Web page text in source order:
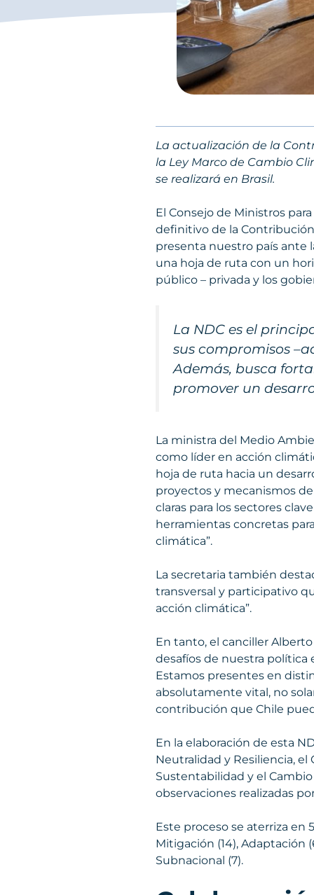
La actualización de la
la Ley Marco de Cambio
se realizará en Brasil.
El Consejo de Ministros
definitivo de la
presenta nuestro país ante
una hoja de ruta con un
público – privada y los
La NDC es el
sus compromisos
Además, busca
promover un
La ministra del Medio
como líder en acción
hoja de ruta hacia un
proyectos y mecanismos
claras para los sectores
herramientas concretas
climática”.
La secretaria también
transversal y participativo
acción climática”.
En tanto, el canciller
desafíos de nuestra
Estamos presentes en
absolutamente vital, no
contribución que Chile
En la elaboración de esta
Neutralidad y Resiliencia, el
Sustentabilidad y el
observaciones realizadas
Este proceso se aterriza en
Mitigación (14), Adaptación
Subnacional (7).